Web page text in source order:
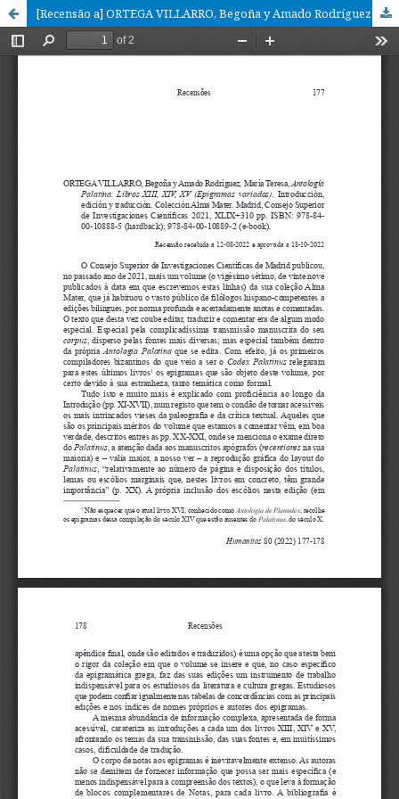
[Recensão a] ORTEGA VILLARRO, Begoña y Amado Rodríguez, María Teresa, Antología Palatina. Libros XIII, XIV, XV (Epigramas variados). Introducción, edición y traducción. Colección Alma Mater. Madrid, Consejo Superior de Investigaciones Científicas 2021, XLIX+310 pp. ISBN: 978-84-00-10888-5 (hardback); 978-84-00-10889-2 (e-book)